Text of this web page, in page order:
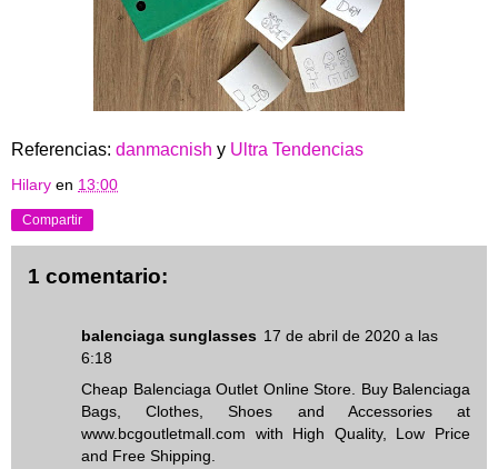
Referencias: danmacnish y Ultra Tendencias
Hilary en 13:00
Compartir
1 comentario:
balenciaga sunglasses 17 de abril de 2020 a las
6:18
Cheap Balenciaga Outlet Online Store. Buy Balenciaga
Bags, Clothes, Shoes and Accessories at
www.bcgoutletmall.com with High Quality, Low Price
and Free Shipping.